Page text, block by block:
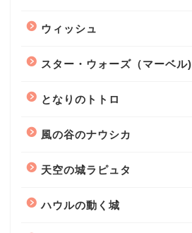
ウィッシュ
スター・ウォーズ（マーベル)
となりのトトロ
風の谷のナウシカ
天空の城ラピュタ
ハウルの動く城